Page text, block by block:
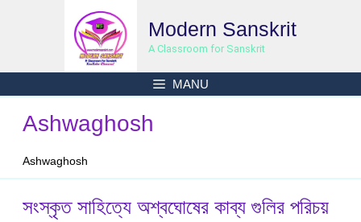
Modern Sanskrit
A Classroom for Sanskrit
MANU
Ashwaghosh
Ashwaghosh
সংস্কৃত সাহিত্যে অশ্বঘোষের কাব্য গুলির পরিচয়